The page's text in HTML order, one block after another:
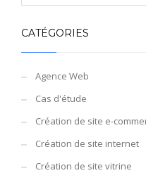
CATÉGORIES
Agence Web
Cas d'étude
Création de site e-
Création de site internet
Création de site vitrine